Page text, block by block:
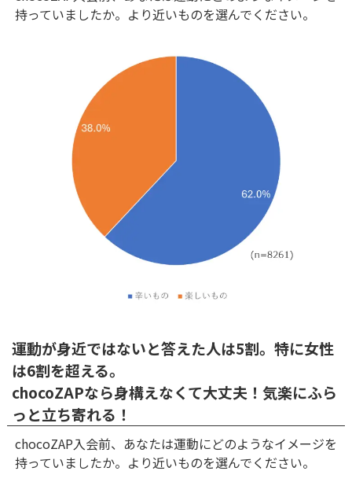
持っていましたか。より近いものを選んでください。
運動が身近ではないと答えた人は5割。特に女性
は6割を超える。
chocoZAPなら身構えなくて大丈夫！気楽にふら
っと立ち寄れる！
chocoZAP入会前、あなたは運動にどのようなイメージを
持っていましたか。より近いものを選んでください。